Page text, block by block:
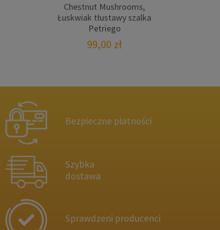
Chestnut Mushrooms,
Łuskwiak tłustawy szalka
Petriego
99,00 zł
Bezpieczne płatności
Szybka
dostawa
Sprawdzeni producenci